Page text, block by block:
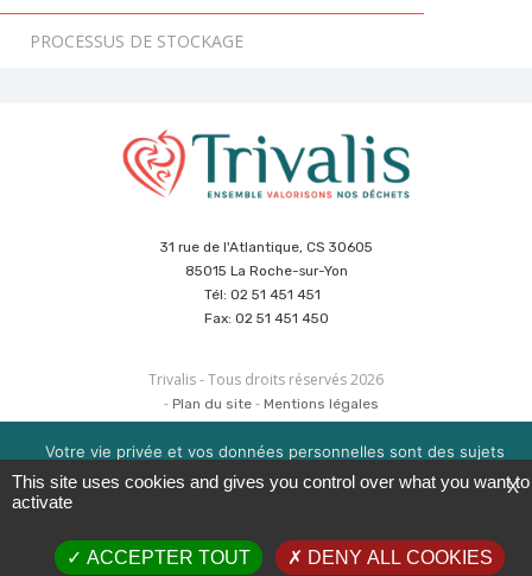
PROCESSUS DE STOCKAGE
31 rue de l'Atlantique, CS 30605
85015 La Roche-sur-Yon
Tél: 02 51 451 451
Fax: 02 51 451 450
Trivalis - Tous droits réservés 2026
Plan du site
Mentions légales
Politique de sécurité des données
Cookies
Réalisation :Agence CUBE&Hypaepa
Votre vie privée et vos données personnelles sont des sujets
importants pour nous. Consultez notre politique de
confidentialité pour en savoir plus. Nous utilisons des cookies
gérer l'acceptation des cookies en cliquant sur la boite en bas à
droite 'Gérer les services'.
X
This site uses cookies and gives you control over what you want to
activate
ACCEPTER TOUT DENY ALL COOKIES